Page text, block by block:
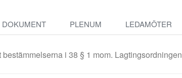
DOKUMENT PLENUM LEDAMÖTER
i 38 § 1 mom. Lagtingsordningen